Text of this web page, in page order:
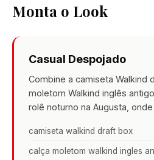
Monta o Look
Casual Despojado
Combine a camiseta Walkind
moletom Walkind inglês
rolê noturno na Augusta,
camiseta walkind draft box
calça moletom walkind ingles